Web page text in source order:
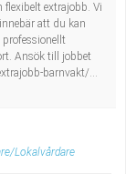
extrajobb. Vi
att du kan
Ansök till jobbet
barnvakt/...
Lokalvårdare